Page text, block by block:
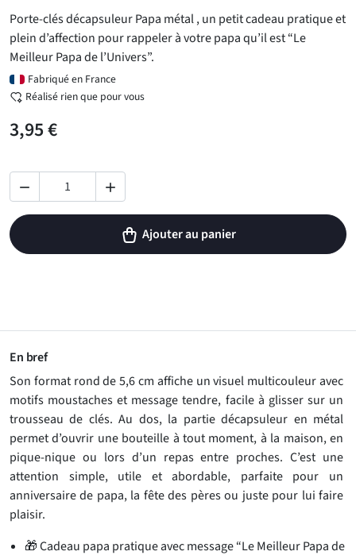
Porte-clés décapsuleur Papa métal , un petit cadeau pratique et
plein d’affection pour rappeler à votre papa qu’il est “Le
Meilleur Papa de l’Univers”.
Fabriqué en France
Réalisé rien que pour vous
3,95 €
 
Ajouter au panier
En bref
Son format rond de 5,6 cm affiche un visuel multicouleur avec
motifs moustaches et message tendre, facile à glisser sur un
trousseau de clés. Au dos, la partie décapsuleur en métal
permet d’ouvrir une bouteille à tout moment, à la maison, en
pique-nique ou lors d’un repas entre proches. C’est une
attention simple, utile et abordable, parfaite pour un
anniversaire de papa, la fête des pères ou juste pour lui faire
plaisir.
🎁 Cadeau papa pratique avec message “Le Meilleur Papa de